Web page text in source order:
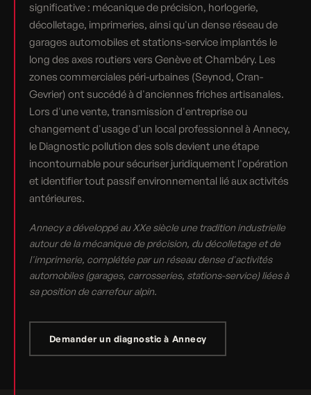
significative : mécanique de précision, horlogerie,
décolletage, imprimeries, ainsi qu'un dense réseau de
garages automobiles et stations-service implantés le
long des axes routiers vers Genève et Chambéry. Les
zones commerciales péri-urbaines (Seynod, Cran-
Gevrier) ont succédé à d'anciennes friches artisanales.
Lors d'une vente, transmission d'entreprise ou
changement d'usage d'un local professionnel à Annecy,
le Diagnostic pollution des sols devient une étape
incontournable pour sécuriser juridiquement l'opération
et identifier tout passif environnemental lié aux activités
antérieures.
Annecy a développé au XXe siècle une tradition industrielle
autour de la mécanique de précision, du décolletage et de
l'imprimerie, complétée par un réseau dense d'activités
automobiles (garages, carrosseries, stations-service) liées à
sa position de carrefour alpin.
Demander un diagnostic à Annecy